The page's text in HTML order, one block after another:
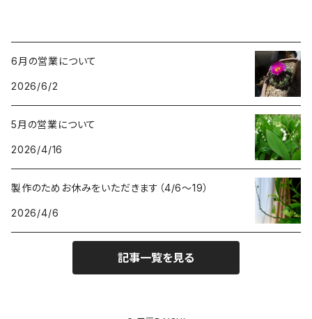
6月の営業について
2026/6/2
5月の営業について
2026/4/16
製作のためお休みをいただきます（4/6〜19）
2026/4/6
記事一覧を見る